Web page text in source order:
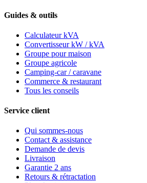
Guides & outils
Calculateur kVA
Convertisseur kW / kVA
Groupe pour maison
Groupe agricole
Camping-car / caravane
Commerce & restaurant
Tous les conseils
Service client
Qui sommes-nous
Contact & assistance
Demande de devis
Livraison
Garantie 2 ans
Retours & rétractation